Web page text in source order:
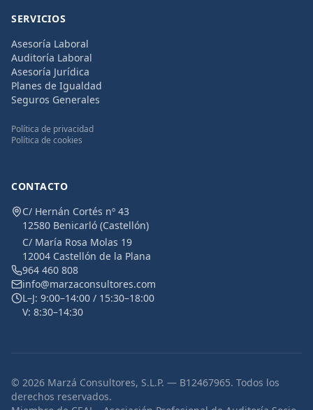
SERVICIOS
Asesoría Laboral
Auditoría Laboral
Asesoría Jurídica
Planes de Igualdad
Seguros Generales
Política de privacidad
Política de cookies
CONTACTO
C/ Hernán Cortés nº 43
12580 Benicarló (Castellón)
C/ María Rosa Molas 19
12004 Castellón de la Plana
964 460 808
info@marzaconsultores.com
L–J: 9:00–14:00 / 15:30–18:00
V: 8:30–14:30
© 2026 Marzá Consultores, S.L.P. — B12467965. Todos los
derechos reservados.